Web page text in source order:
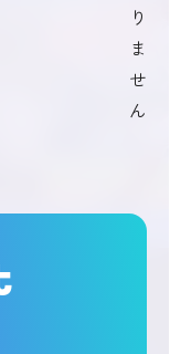
り
ま
せ
ん